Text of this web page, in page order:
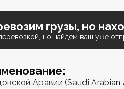
грузы, но
но найдём ваш уже
Аравии (Saudi Arabian